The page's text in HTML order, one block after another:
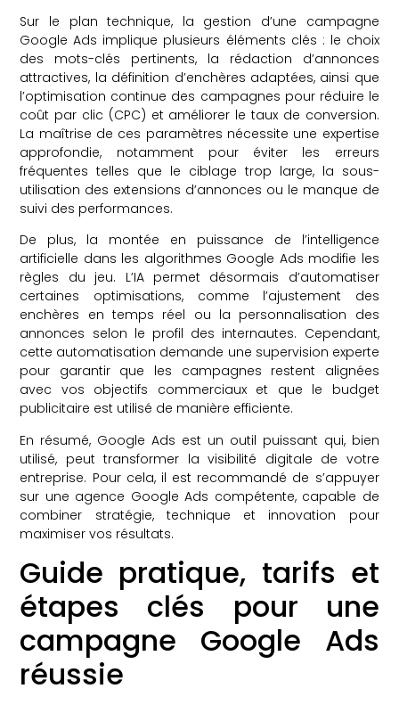
Sur le plan technique, la gestion d’une campagne
Google Ads implique plusieurs éléments clés : le choix
des mots-clés pertinents, la rédaction d’annonces
attractives, la définition d’enchères adaptées, ainsi que
l’optimisation continue des campagnes pour réduire le
coût par clic (CPC) et améliorer le taux de conversion.
La maîtrise de ces paramètres nécessite une expertise
approfondie, notamment pour éviter les erreurs
fréquentes telles que le ciblage trop large, la sous-
utilisation des extensions d’annonces ou le manque de
suivi des performances.
De plus, la montée en puissance de l’intelligence
artificielle dans les algorithmes Google Ads modifie les
règles du jeu. L’IA permet désormais d’automatiser
certaines optimisations, comme l’ajustement des
enchères en temps réel ou la personnalisation des
annonces selon le profil des internautes. Cependant,
cette automatisation demande une supervision experte
pour garantir que les campagnes restent alignées
avec vos objectifs commerciaux et que le budget
publicitaire est utilisé de manière efficiente.
En résumé, Google Ads est un outil puissant qui, bien
utilisé, peut transformer la visibilité digitale de votre
entreprise. Pour cela, il est recommandé de s’appuyer
sur une agence Google Ads compétente, capable de
combiner stratégie, technique et innovation pour
maximiser vos résultats.
Guide pratique, tarifs et
étapes clés pour une
campagne Google Ads
réussie